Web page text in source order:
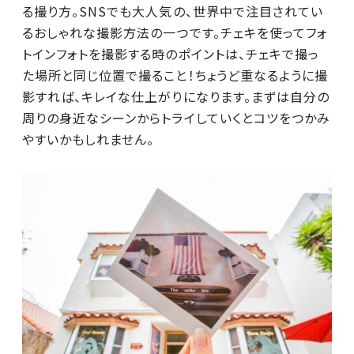
る撮り方。SNSでも大人気の、世界中で注目されてい
るおしゃれな撮影方法の一つです。チェキを使ってフォ
トインフォトを撮影する時のポイントは、チェキで撮っ
た場所と同じ位置で撮ること！ちょうど重なるように撮
影すれば、キレイな仕上がりになります。まずは自分の
周りの身近なシーンからトライしていくとコツをつかみ
やすいかもしれません。